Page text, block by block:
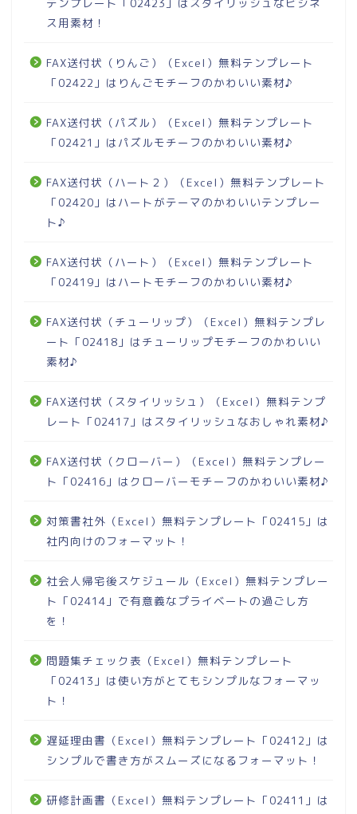
ス用素材！
FAX送付状（りんご）（Excel）無料テンプレート
「02422」はりんごモチーフのかわいい素材♪
FAX送付状（パズル）（Excel）無料テンプレート
「02421」はパズルモチーフのかわいい素材♪
FAX送付状（ハート２）（Excel）無料テンプレート
「02420」はハートがテーマのかわいいテンプレー
ト♪
FAX送付状（ハート）（Excel）無料テンプレート
「02419」はハートモチーフのかわいい素材♪
FAX送付状（チューリップ）（Excel）無料テンプレ
ート「02418」はチューリップモチーフのかわいい
素材♪
FAX送付状（スタイリッシュ）（Excel）無料テンプ
レート「02417」はスタイリッシュなおしゃれ素材♪
FAX送付状（クローバー）（Excel）無料テンプレー
ト「02416」はクローバーモチーフのかわいい素材♪
対策書社外（Excel）無料テンプレート「02415」は
社内向けのフォーマット！
社会人帰宅後スケジュール（Excel）無料テンプレー
ト「02414」で有意義なプライベートの過ごし方
を！
問題集チェック表（Excel）無料テンプレート
「02413」は使い方がとてもシンプルなフォーマッ
ト！
遅延理由書（Excel）無料テンプレート「02412」は
シンプルで書き方がスムーズになるフォーマット！
研修計画書（Excel）無料テンプレート「02411」は